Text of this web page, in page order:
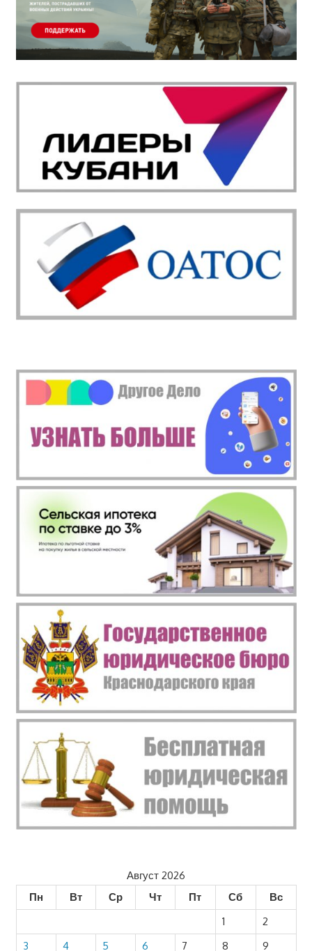
Август 2026
Пн
Вт Ср Чт Пт Сб
Вс
1
2
3
4 5 6 7 8 9